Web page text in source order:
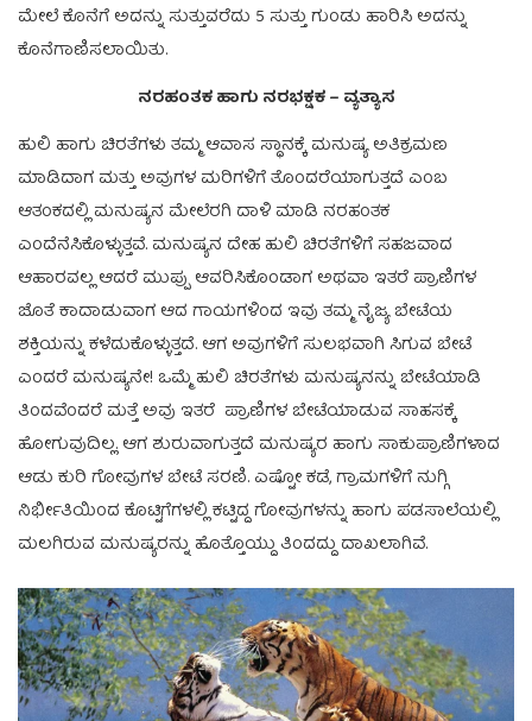
ಮೇಲೆ ಕೊನೆಗೆ ಅದನ್ನು ಸುತ್ತುವರೆದು 5 ಸುತ್ತು ಗುಂಡು ಹಾರಿಸಿ ಅದನ್ನು
ಕೊನೆಗಾಣಿಸಲಾಯಿತು.
ನರಹಂತಕ ಹಾಗು ನರಭಕ್ಷಕ – ವ್ಯತ್ಯಾಸ
ಹುಲಿ ಹಾಗು ಚಿರತೆಗಳು ತಮ್ಮ ಆವಾಸ ಸ್ಥಾನಕ್ಕೆ ಮನುಷ್ಯ ಅತಿಕ್ರಮಣ
ಮಾಡಿದಾಗ ಮತ್ತು ಅವುಗಳ ಮರಿಗಳಿಗೆ ತೊಂದರೆಯಾಗುತ್ತದೆ ಎಂಬ
ಆತಂಕದಲ್ಲಿ ಮನುಷ್ಯನ ಮೇಲೆರಗಿ ದಾಳಿ ಮಾಡಿ ನರಹಂತಕ
ಎಂದೆನೆಸಿಕೊಳ್ಳುತ್ತವೆ. ಮನುಷ್ಯನ ದೇಹ ಹುಲಿ ಚಿರತೆಗಳಿಗೆ ಸಹಜವಾದ
ಆಹಾರವಲ್ಲ ಆದರೆ ಮುಪ್ಪು ಆವರಿಸಿಕೊಂಡಾಗ ಅಥವಾ ಇತರೆ ಪ್ರಾಣಿಗಳ
ಜೊತೆ ಕಾದಾಡುವಾಗ ಆದ ಗಾಯಗಳಿಂದ ಇವು ತಮ್ಮ ನೈಜ್ಯ ಬೇಟೆಯ
ಶಕ್ತಿಯನ್ನು ಕಳೆದುಕೊಳ್ಳುತ್ತದೆ. ಆಗ ಅವುಗಳಿಗೆ ಸುಲಭವಾಗಿ ಸಿಗುವ ಬೇಟೆ
ಎಂದರೆ ಮನುಷ್ಯನೇ! ಒಮ್ಮೆ ಹುಲಿ ಚಿರತೆಗಳು ಮನುಷ್ಯನನ್ನು ಬೇಟೆಯಾಡಿ
ತಿಂದವೆಂದರೆ ಮತ್ತೆ ಅವು ಇತರೆ ಪ್ರಾಣಿಗಳ ಬೇಟೆಯಾಡುವ ಸಾಹಸಕ್ಕೆ
ಹೋಗುವುದಿಲ್ಲ. ಆಗ ಶುರುವಾಗುತ್ತದೆ ಮನುಷ್ಯರ ಹಾಗು ಸಾಕುಪ್ರಾಣಿಗಳಾದ
ಆಡು ಕುರಿ ಗೋವುಗಳ ಬೇಟೆ ಸರಣಿ. ಎಷ್ಟೋ ಕಡೆ, ಗ್ರಾಮಗಳಿಗೆ ನುಗ್ಗಿ
ನಿರ್ಭೀತಿಯಿಂದ ಕೊಟ್ಟಿಗೆಗಳಲ್ಲಿ ಕಟ್ಟಿದ್ದ ಗೋವುಗಳನ್ನು ಹಾಗು ಪಡಸಾಲೆಯಲ್ಲಿ
ಮಲಗಿರುವ ಮನುಷ್ಯರನ್ನು ಹೊತ್ತೊಯ್ದು ತಿಂದದ್ದು ದಾಖಲಾಗಿವೆ.